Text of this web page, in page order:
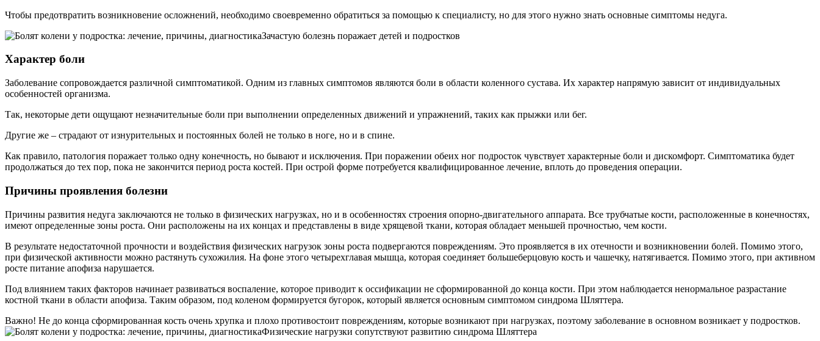
Чтобы предотвратить возникновение осложнений, необходимо своевременно обратиться за помощью к специалисту, но для этого нужно знать основные симптомы недуга.
Зачастую болезнь поражает детей и подростков
Характер боли
Заболевание сопровождается различной симптоматикой. Одним из главных симптомов являются боли в области коленного сустава. Их характер напрямую зависит от индивидуальных
особенностей организма.
Так, некоторые дети ощущают незначительные боли при выполнении определенных движений и упражнений, таких как прыжки или бег.
Другие же – страдают от изнурительных и постоянных болей не только в ноге, но и в спине.
Как правило, патология поражает только одну конечность, но бывают и исключения. При поражении обеих ног подросток чувствует характерные боли и дискомфорт. Симптоматика будет
продолжаться до тех пор, пока не закончится период роста костей. При острой форме потребуется квалифицированное лечение, вплоть до проведения операции.
Причины проявления болезни
Причины развития недуга заключаются не только в физических нагрузках, но и в особенностях строения опорно-двигательного аппарата. Все трубчатые кости, расположенные в конечностях,
имеют определенные зоны роста. Они расположены на их концах и представлены в виде хрящевой ткани, которая обладает меньшей прочностью, чем кости.
В результате недостаточной прочности и воздействия физических нагрузок зоны роста подвергаются повреждениям. Это проявляется в их отечности и возникновении болей. Помимо этого,
при физической активности можно растянуть сухожилия. На фоне этого четырехглавая мышца, которая соединяет большеберцовую кость и чашечку, натягивается. Помимо этого, при активном
росте питание апофиза нарушается.
Под влиянием таких факторов начинает развиваться воспаление, которое приводит к оссификации не сформированной до конца кости. При этом наблюдается ненормальное разрастание
костной ткани в области апофиза. Таким образом, под коленом формируется бугорок, который является основным симптомом синдрома Шляттера.
Важно! Не до конца сформированная кость очень хрупка и плохо противостоит повреждениям, которые возникают при нагрузках, поэтому заболевание в основном возникает у подростков.
Физические нагрузки сопутствуют развитию синдрома Шляттера